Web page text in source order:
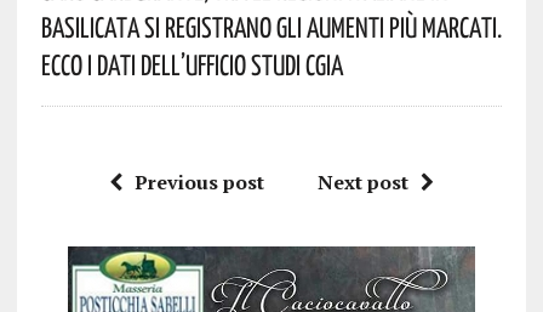
Basilicata Si Registrano Gli Aumenti Più Marcati.
Ecco I Dati Dell’Ufficio Studi CGIA
Previous post Next post